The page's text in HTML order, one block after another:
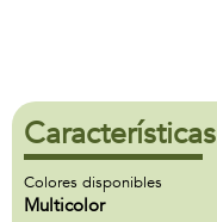
Características
Colores disponibles
Multicolor